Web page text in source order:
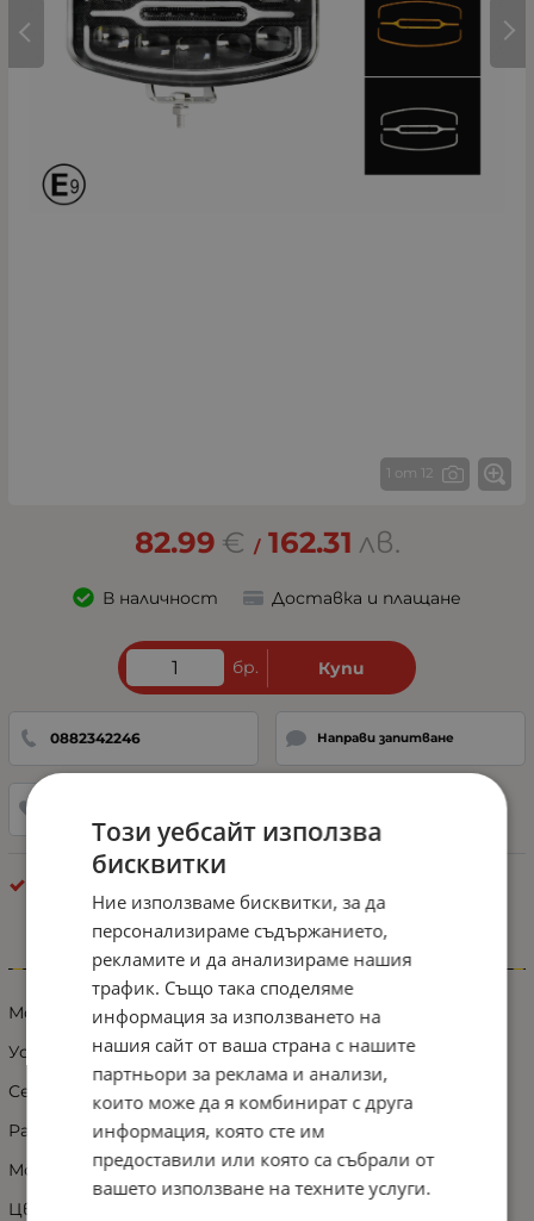
1 от 12
82.99 € / 162.31 лв.
В наличност Доставка и плащане
бр. Купи
0882342246 Направи запитване
Информация
Мощен и издръжлив.
Устойчива на вода IP67 , удари и вибрации.
Сертификат: ECE R10, R148, R149
Работно напрежение: 10 - 30V
Мощност: 55W
Цвят: бяло-жълто
Този уебсайт използва
бисквитки
Ние използваме бисквитки, за да
персонализираме съдържанието,
рекламите и да анализираме нашия
трафик. Също така споделяме
информация за използването на
нашия сайт от ваша страна с нашите
партньори за реклама и анализи,
които може да я комбинират с друга
информация, която сте им
предоставили или която са събрали от
вашето използване на техните услуги.